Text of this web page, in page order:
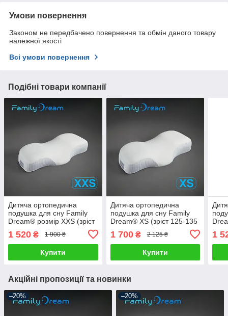
Умови повернення
Законом не передбачено повернення та обмін даного товару
належної якості
Всі умови повернення
Подібні товари компанії
Дитяча ортопедична
подушка для сну Family
Dream® розмір XXS (зріст
110-125 см) Вік 3-7 років
молочний
1 520 ₴ 1 900 ₴
Купити
Дитяча ортопедична
подушка для сну Family
Dream® XS (зріст 125-135
молочний
1 700₴ 2 125 ₴
Купити
1
Акційні пропозиції та новинки
–20% –20%